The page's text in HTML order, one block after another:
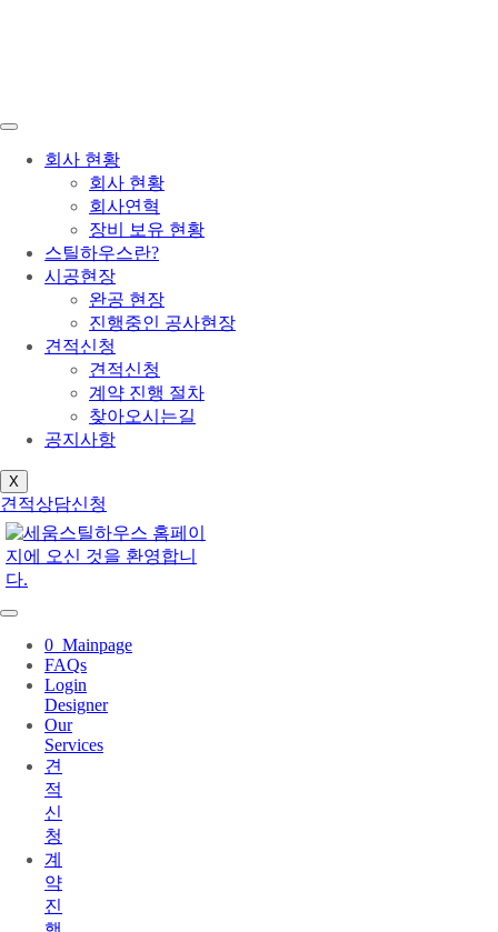
회사 현황
회사 현황
회사연혁
장비 보유 현황
스틸하우스란?
시공현장
완공 현장
진행중인 공사현장
견적신청
견적신청
계약 진행 절차
찾아오시는길
공지사항
X
견적상담신청
0_Mainpage
FAQs
Login
Designer
Our
Services
견
적
신
청
계
약
진